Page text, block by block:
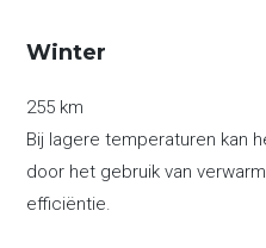
Winter
255 km
Bij lagere temperaturen kan
door het gebruik van
efficiëntie.